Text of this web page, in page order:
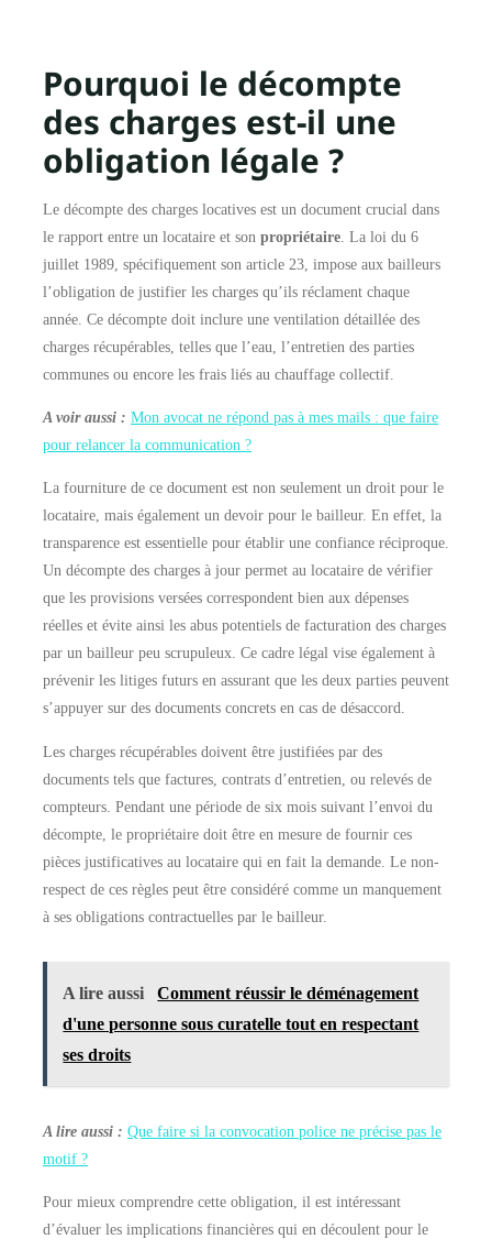
Pourquoi le décompte
des charges est-il une
obligation légale ?
Le décompte des charges locatives est un document crucial dans
le rapport entre un locataire et son propriétaire. La loi du 6
juillet 1989, spécifiquement son article 23, impose aux bailleurs
l’obligation de justifier les charges qu’ils réclament chaque
année. Ce décompte doit inclure une ventilation détaillée des
charges récupérables, telles que l’eau, l’entretien des parties
communes ou encore les frais liés au chauffage collectif.
A voir aussi : Mon avocat ne répond pas à mes mails : que faire
pour relancer la communication ?
La fourniture de ce document est non seulement un droit pour le
locataire, mais également un devoir pour le bailleur. En effet, la
transparence est essentielle pour établir une confiance réciproque.
Un décompte des charges à jour permet au locataire de vérifier
que les provisions versées correspondent bien aux dépenses
réelles et évite ainsi les abus potentiels de facturation des charges
par un bailleur peu scrupuleux. Ce cadre légal vise également à
prévenir les litiges futurs en assurant que les deux parties peuvent
s’appuyer sur des documents concrets en cas de désaccord.
Les charges récupérables doivent être justifiées par des
documents tels que factures, contrats d’entretien, ou relevés de
compteurs. Pendant une période de six mois suivant l’envoi du
décompte, le propriétaire doit être en mesure de fournir ces
pièces justificatives au locataire qui en fait la demande. Le non-
respect de ces règles peut être considéré comme un manquement
à ses obligations contractuelles par le bailleur.
A lire aussi
Comment réussir le déménagement
d'une personne sous curatelle tout en respectant
ses droits
A lire aussi : Que faire si la convocation police ne précise pas le
motif ?
Pour mieux comprendre cette obligation, il est intéressant
d’évaluer les implications financières qui en découlent pour le